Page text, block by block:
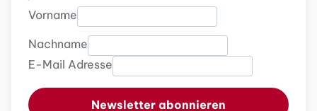
Vorname
Nachname
E-Mail Adresse
Newsletter abonnieren